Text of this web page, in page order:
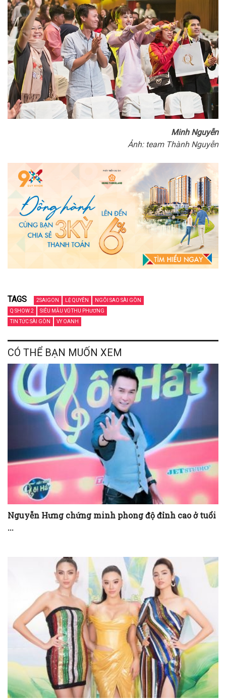
Minh Nguyễn
Ảnh: team Thành Nguyễn
TAGS 2SAIGON LỆ QUYÊN
NGÔI SAO SÀI GÒN
Q SHOW 2
SIÊU MẪU VŨ THU PHƯƠNG
TIN TỨC SÀI GÒN
VY OANH
CÓ THỂ BẠN MUỐN XEM
Nguyễn Hưng chứng minh phong độ đỉnh cao ở tuổi
...